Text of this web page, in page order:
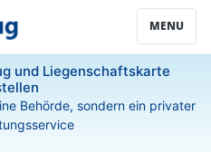
MENU
und Liegenschaftskarte
Behörde, sondern ein privater